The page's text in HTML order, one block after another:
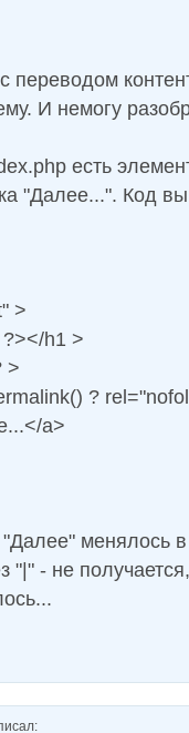
переводом
И немогу
есть
"Далее...". Код
>
h1 >
>
?
a>
"Далее" менялось
"|" - не